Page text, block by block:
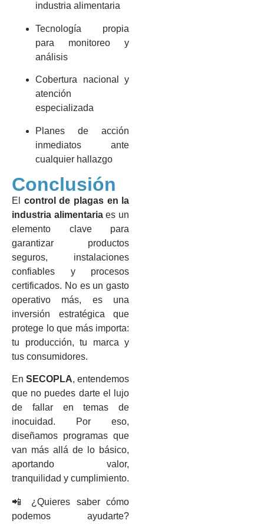
industria alimentaria
Tecnología propia
para monitoreo y
análisis
Cobertura nacional y
atención
especializada
Planes de acción
inmediatos ante
cualquier hallazgo
Conclusión
El control de plagas en la
industria alimentariaes un
elemento clave para
garantizar productos
seguros, instalaciones
confiables y procesos
certificados. No es un gasto
operativo más, es una
inversión estratégica que
protege lo que más importa:
tu producción, tu marca y
tus consumidores.
EnSECOPLA, entendemos
que no puedes darte el lujo
de fallar en temas de
inocuidad. Por eso,
diseñamos programas que
van más allá de lo básico,
aportando valor,
tranquilidad y cumplimiento.
📲 ¿Quieres saber cómo
podemos ayudarte?